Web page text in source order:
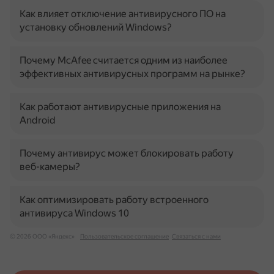
Как влияет отключение антивирусного ПО на
установку обновлений Windows?
Почему McAfee считается одним из наиболее
эффективных антивирусных программ на рынке?
Как работают антивирусные приложения на
Android
Почему антивирус может блокировать работу
веб-камеры?
Как оптимизировать работу встроенного
антивируса Windows 10
© 2026 ООО «Яндекс» Пользовательское соглашение Связаться с нами